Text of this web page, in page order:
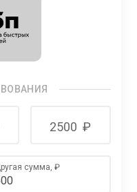
2500 ₽
сумма, ₽